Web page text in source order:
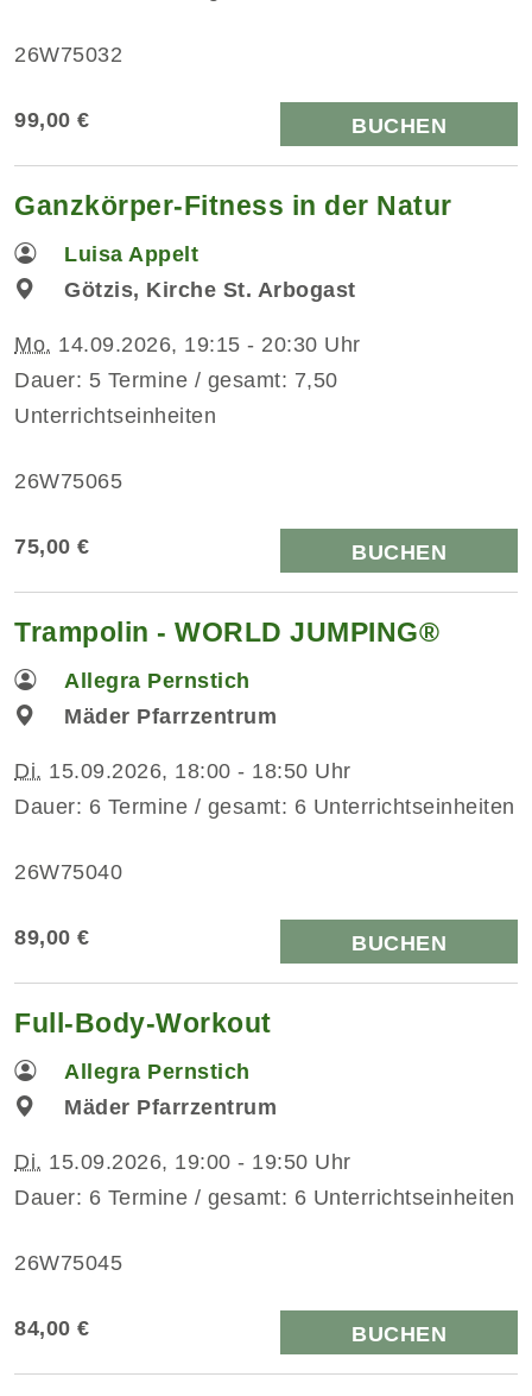
26W75032
99,00 € BUCHEN
Ganzkörper-Fitness in der Natur
Luisa Appelt
Götzis, Kirche St. Arbogast
Mo. 14.09.2026, 19:15 - 20:30 Uhr
Dauer: 5 Termine / gesamt: 7,50
Unterrichtseinheiten
26W75065
75,00 € BUCHEN
Trampolin - WORLD JUMPING®
Allegra Pernstich
Mäder Pfarrzentrum
Di. 15.09.2026, 18:00 - 18:50 Uhr
Dauer: 6 Termine / gesamt: 6 Unterrichtseinheiten
26W75040
89,00 € BUCHEN
Full-Body-Workout
Allegra Pernstich
Mäder Pfarrzentrum
Di. 15.09.2026, 19:00 - 19:50 Uhr
Dauer: 6 Termine / gesamt: 6 Unterrichtseinheiten
26W75045
84,00 € BUCHEN